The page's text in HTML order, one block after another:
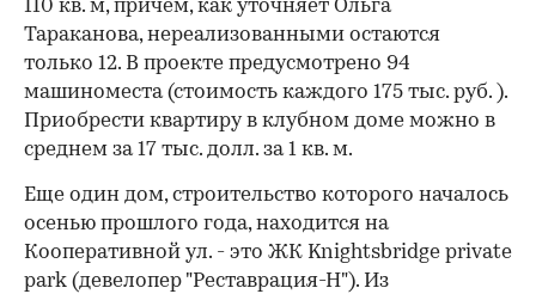
110 кв. м, причем, как уточняет Ольга
Тараканова, нереализованными остаются
только 12. В проекте предусмотрено 94
машиноместа (стоимость каждого 175 тыс. руб. ).
Приобрести квартиру в клубном доме можно в
среднем за 17 тыс. долл. за 1 кв. м.
Еще один дом, строительство которого началось
осенью прошлого года, находится на
Кооперативной ул. - это ЖК Knightsbridge private
park (девелопер "Реставрация-Н"). Из